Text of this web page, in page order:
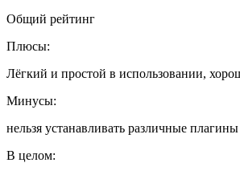
Общий рейтинг
Плюсы:
Лёгкий и простой в использовании,
Минусы:
нельзя устанавливать различные плагины
В целом: